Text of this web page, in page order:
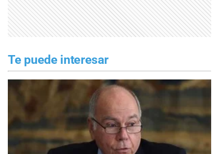
Te puede interesar